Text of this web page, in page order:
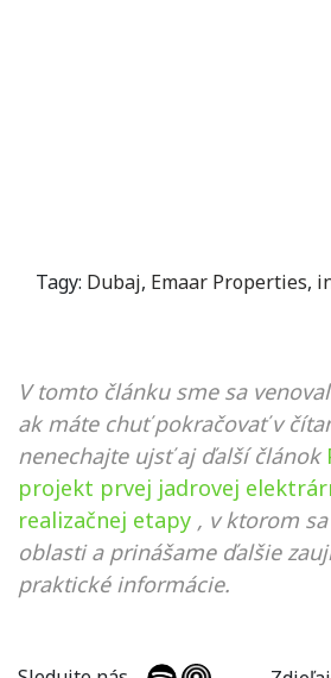
Tagy: Dubaj, Emaar Properties,
V tomto článku sme sa
ak máte chuť pokračovať v
nenechajte ujsť aj ďalší článok
projekt prvej jadrovej
realizačnej etapy , v ktorom
oblasti a prinášame ďalšie
praktické informácie.